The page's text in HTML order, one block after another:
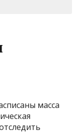
масса